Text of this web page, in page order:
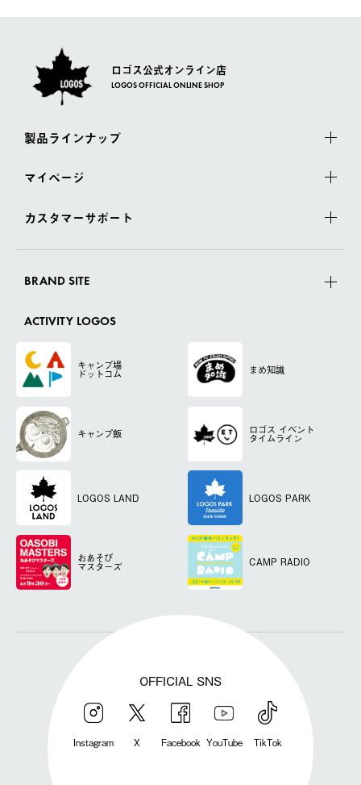
ロゴス公式オンライン店
LOGOS OFFICIAL ONLINE SHOP
製品ラインナップ
マイページ
カスタマーサポート
BRAND SITE
ACTIVITY LOGOS
キャンプ場
ドットコム まめ知識
キャンプ飯 ロゴス イベント
タイムライン
LOGOS LAND LOGOS PARK
おあそび
マスターズ CAMP RADIO
OFFICIAL SNS
Instagram X Facebook YouTube TikTok